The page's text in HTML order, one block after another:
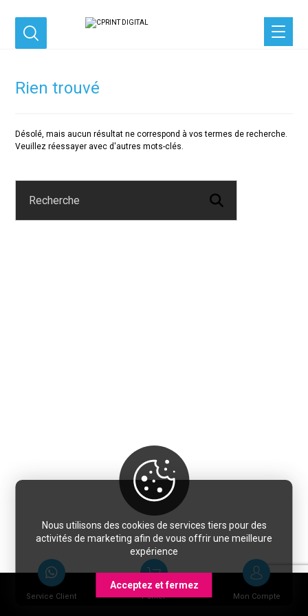
Rien trouvé
Désolé, mais aucun résultat ne correspond à vos termes de recherche.
Veuillez réessayer avec d'autres mots-clés.
Service Client Panier Mon Compte
Nous utilisons des cookies de services tiers pour des
activités de marketing afin de vous offrir une meilleure
expérience
Acceptez et fermez